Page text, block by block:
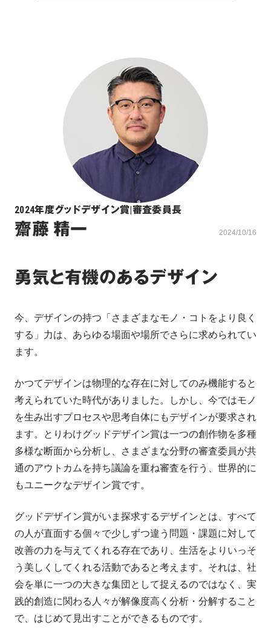
2024年度グッドデザイン賞|審査委員長
齋藤 精一 2024/10/16
勇気と有機のあるデザイン
今、デザインの持つ「さまざまなモノ・コトをより良く
する」力は、あらゆる場面や場所でさらに求められてい
ます。
かつてデザインは物理的な存在に対してのみ機能すると
考えられていた時代がありました。しかし、今ではモノ
を生み出すプロセスや思考自体にもデザインが要求され
ます。とりわけグッドデザイン賞は一つの創作物を多種
多様な断面から分析し、さまざまな分野の審査委員が共
通のアウトカムを持ち議論を重ね審査を行う、世界的に
もユニークなデザイン賞です。
グッドデザイン賞がいま探求するデザインとは、すべて
の人が直面する個々で少しずつ違う問題・課題に対して
改善の力を与えてくれる存在であり、生活をよりいっそ
う美しくしてくれる活動であると考えます。それは、社
会を単に一つの大きな集団として捉えるのではなく、実
践的創造に関わる人々が解像度高く分析・分解すること
で、はじめて見出すことができるものです。